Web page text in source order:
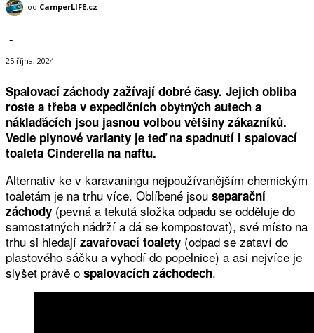
od CamperLIFE.cz
-
25 října, 2024
Spalovací záchody zažívají dobré časy. Jejich obliba
roste a třeba v expedičních obytných autech a
náklaďácích jsou jasnou volbou většiny zákazníků.
Vedle plynové varianty je teď na spadnutí i spalovací
toaleta Cinderella na naftu.
Alternativ ke v karavaningu nejpoužívanějším chemickým
toaletám je na trhu více. Oblíbené jsou separační
záchody (pevná a tekutá složka odpadu se odděluje do
samostatných nádrží a dá se kompostovat), své místo na
trhu si hledají zavařovací toalety (odpad se zataví do
plastového sáčku a vyhodí do popelnice) a asi nejvíce je
slyšet právě o spalovacích záchodech.